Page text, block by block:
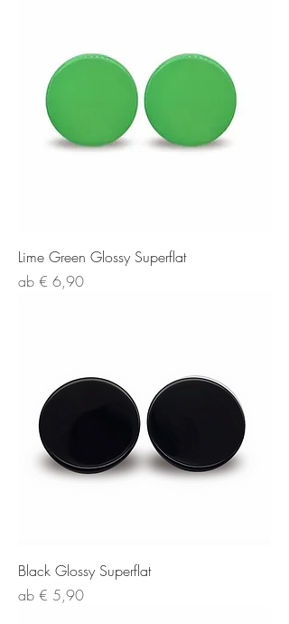
Lime Green Glossy Superflat
ab € 6,90
Sale-Preis
Black Glossy Superflat
ab € 5,90
Sale-Preis